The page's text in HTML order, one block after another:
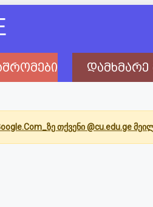
დამხმარე
თქვენი @cu.edu.ge